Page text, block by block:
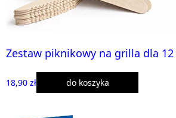
Zestaw piknikowy na grilla dla 12
18,90 zł do koszyka